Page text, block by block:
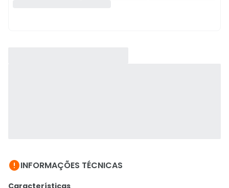
INFORMAÇÕES TÉCNICAS
Características